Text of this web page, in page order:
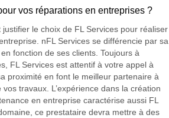
vos réparations en entreprises ?
le choix de FL Services pour réaliser
nFL Services se différencie par sa
fonction de ses clients. Toujours à
FL Services est attentif à votre appel à
proximité en font le meilleur partenaire à
travaux. L’expérience dans la création
en entreprise caractérise aussi FL
ce prestataire devra mettre à des